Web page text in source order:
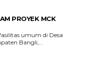
PROYEK MCK
umum di Desa
Bangli,...